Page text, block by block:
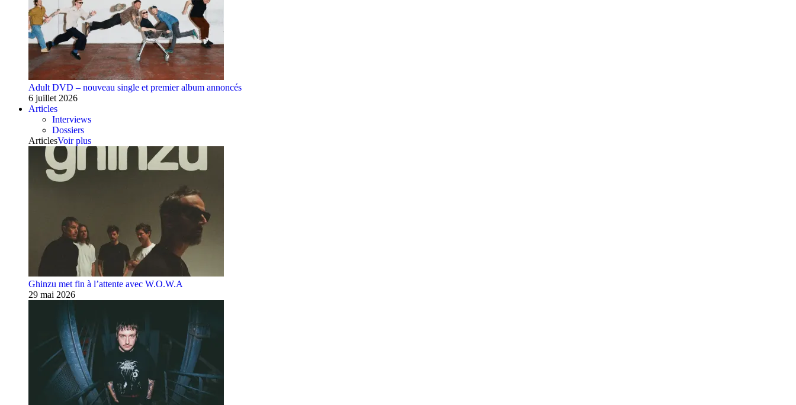
Adult DVD – nouveau single et premier album annoncés
6 juillet 2026
Articles
Interviews
Dossiers
ArticlesVoir plus
Ghinzu met fin à l’attente avec W.O.W.A
29 mai 2026